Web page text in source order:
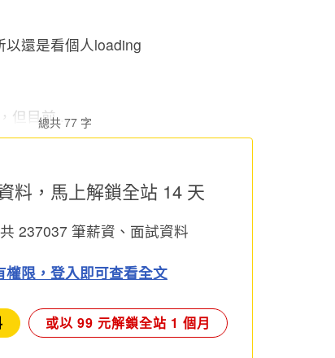
還是看個人loading
但目前...
總共 77 字
料，馬上解鎖全站 14 天
237037 筆薪資、面試資料
權限，登入即可查看全文
或以 99 元解鎖全站 1 個月